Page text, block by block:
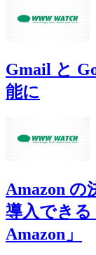
Gmail と
能に
Amazon の
導入できる
Amazon」